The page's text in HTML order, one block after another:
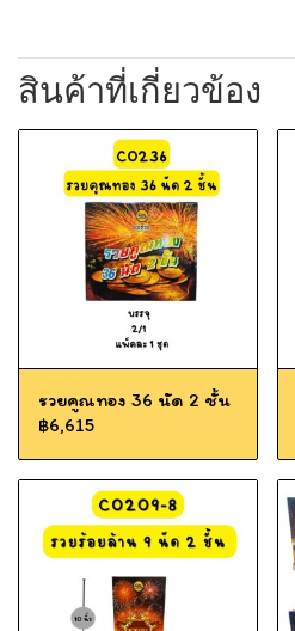
สินค้าที่เกี่ยวข้อง
รวยคูณทอง 36 นัด 2 ชั้น
฿6,615